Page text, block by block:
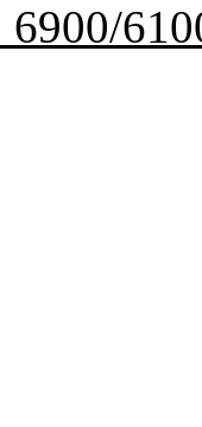
6900/